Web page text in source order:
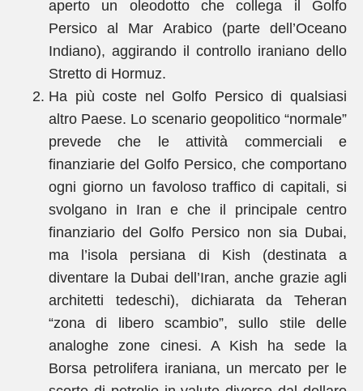
aperto un oleodotto che collega il Golfo
Persico al Mar Arabico (parte dell’Oceano
Indiano), aggirando il controllo iraniano dello
Stretto di Hormuz.
Ha più coste nel Golfo Persico di qualsiasi
altro Paese. Lo scenario geopolitico “normale”
prevede che le attività commerciali e
finanziarie del Golfo Persico, che comportano
ogni giorno un favoloso traffico di capitali, si
svolgano in Iran e che il principale centro
finanziario del Golfo Persico non sia Dubai,
ma l’isola persiana di Kish (destinata a
diventare la Dubai dell’Iran, anche grazie agli
architetti tedeschi), dichiarata da Teheran
“zona di libero scambio”, sullo stile delle
analoghe zone cinesi. A Kish ha sede la
Borsa petrolifera iraniana, un mercato per le